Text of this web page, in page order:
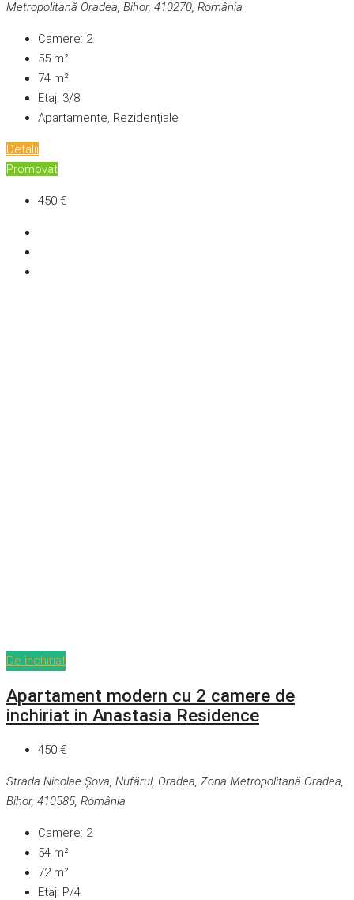
Metropolitană Oradea, Bihor, 410270, România
Camere: 2
55 m²
74 m²
Etaj: 3/8
Apartamente, Rezidențiale
Detalii
Promovat
450 €
De închiriat
Apartament modern cu 2 camere de
inchiriat in Anastasia Residence
450 €
Strada Nicolae Șova, Nufărul, Oradea, Zona Metropolitană Oradea,
Bihor, 410585, România
Camere: 2
54 m²
72m²
Etaj: P/4